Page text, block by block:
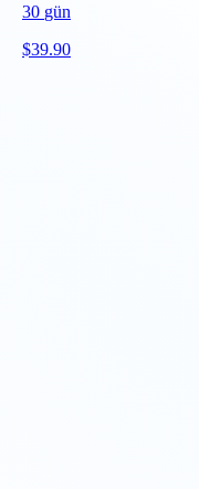
30 gün
$39.90